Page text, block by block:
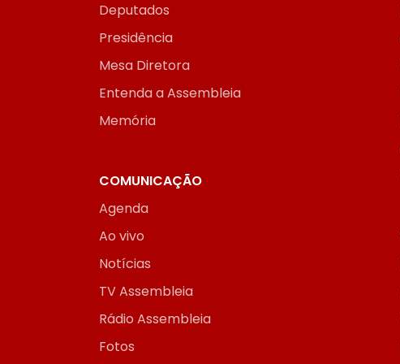
Deputados
Presidência
Mesa Diretora
Entenda a Assembleia
Memória
COMUNICAÇÃO
Agenda
Ao vivo
Notícias
TV Assembleia
Rádio Assembleia
Fotos